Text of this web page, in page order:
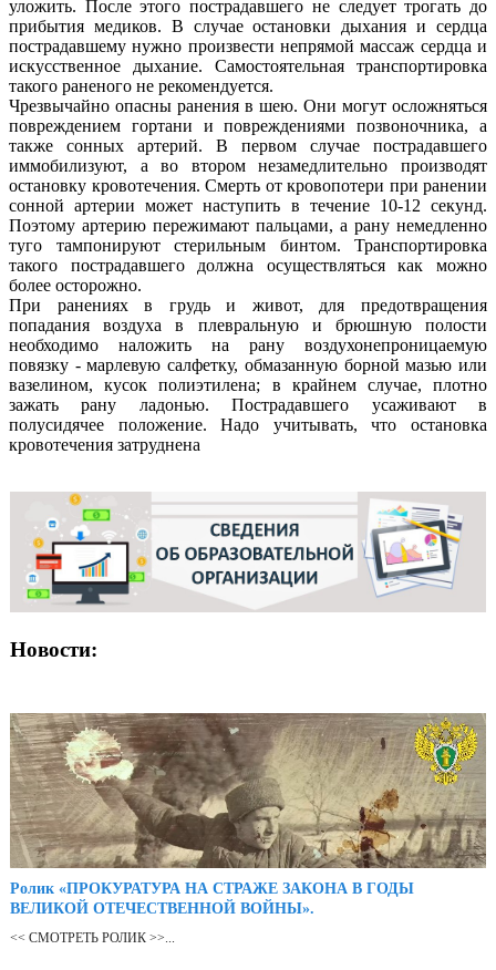
уложить. По­сле этого пострадавшего не следует трогать до
прибытия медиков. В случае остановки дыхания и сердца
пострадавшему нужно произвести непрямой массаж сердца и
искусственное дыхание. Самостоятельная транспортировка
такого раненого не рекомендуется.
Чрезвычайно опасны ранения в шею. Они могут осложняться
повреж­дением гортани и повреждениями позвоночника, а
также сонных ар­терий. В первом случае пострадавшего
иммобилизуют, а во втором незамедлительно производят
остановку кровотечения. Смерть от кровопотери при ранении
сонной артерии может наступить в течение 10-12 секунд.
Поэтому артерию пережимают пальцами, а рану немед­ленно
туго тампонируют стерильным бинтом. Транспортировка
такого пострадавшего должна осуществляться как можно
более осторожно.
При ранениях в грудь и живот, для предотвращения
попадания возду­ха в плевральную и брюшную полости
необходимо наложить на рану воздухонепроницаемую
повязку - марлевую салфетку, обмазанную борной мазью или
вазелином, кусок полиэтилена; в крайнем случае, плотно
зажать рану ладонью. Пострадавшего усаживают в
полусидячее положение. Надо учитывать, что остановка
кровотечения затруднена
Новости:
Ролик «ПРОКУРАТУРА НА СТРАЖЕ ЗАКОНА В ГОДЫ
ВЕЛИКОЙ ОТЕЧЕСТВЕННОЙ ВОЙНЫ».
<< СМОТРЕТЬ РОЛИК >>...